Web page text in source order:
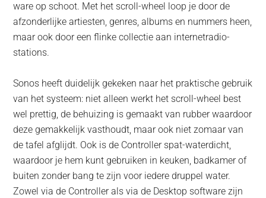
ware op schoot. Met het scroll-wheel loop je door de
afzonderlijke artiesten, genres, albums en nummers heen,
maar ook door een flinke collectie aan internetradio-
stations.
Sonos heeft duidelijk gekeken naar het praktische gebruik
van het systeem: niet alleen werkt het scroll-wheel best
wel prettig, de behuizing is gemaakt van rubber waardoor
deze gemakkelijk vasthoudt, maar ook niet zomaar van
de tafel afglijdt. Ook is de Controller spat-waterdicht,
waardoor je hem kunt gebruiken in keuken, badkamer of
buiten zonder bang te zijn voor iedere druppel water.
Zowel via de Controller als via de Desktop software zijn